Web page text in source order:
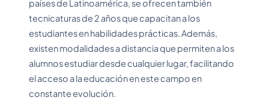
países de Latinoamérica, se ofrecen también
tecnicaturas de 2 años que capacitan a los
estudiantes en habilidades prácticas. Además,
existen modalidades a distancia que permiten a los
alumnos estudiar desde cualquier lugar, facilitando
el acceso a la educación en este campo en
constante evolución.